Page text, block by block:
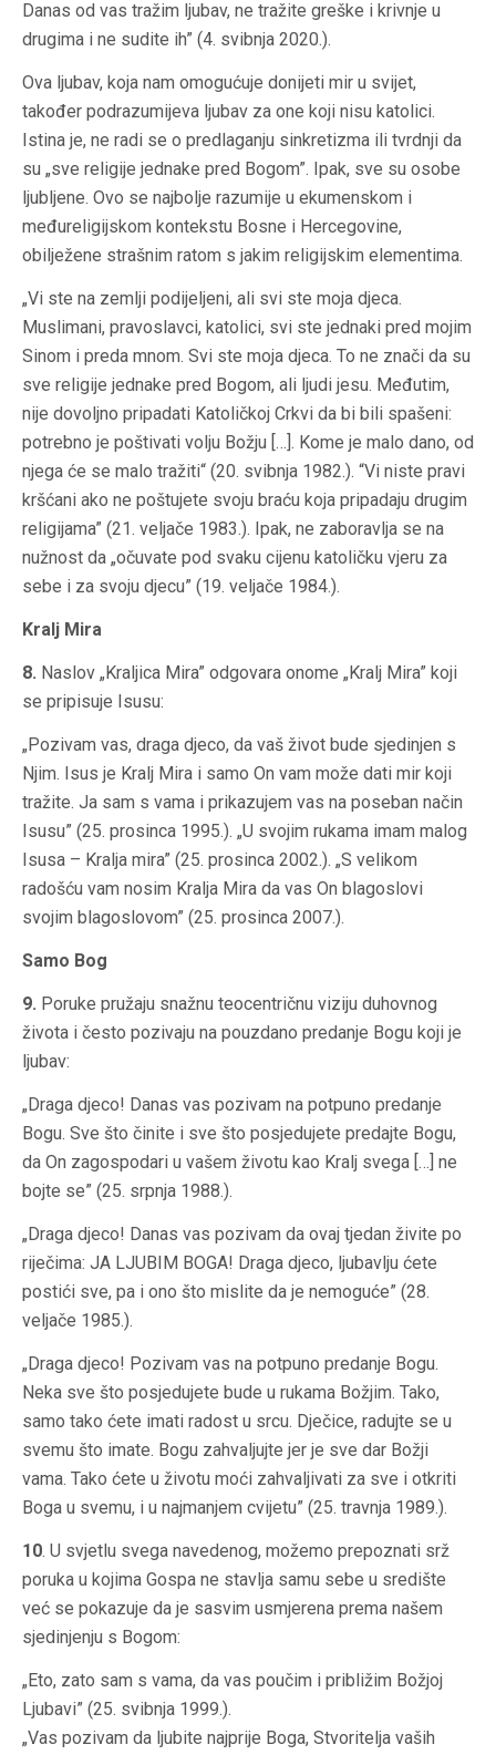
Danas od vas tražim ljubav, ne tražite greške i krivnje u
drugima i ne sudite ih” (4. svibnja 2020.).
Ova ljubav, koja nam omogućuje donijeti mir u svijet,
također podrazumijeva ljubav za one koji nisu katolici.
Istina je, ne radi se o predlaganju sinkretizma ili tvrdnji da
su „sve religije jednake pred Bogom”. Ipak, sve su osobe
ljubljene. Ovo se najbolje razumije u ekumenskom i
međureligijskom kontekstu Bosne i Hercegovine,
obilježene strašnim ratom s jakim religijskim elementima.
„Vi ste na zemlji podijeljeni, ali svi ste moja djeca.
Muslimani, pravoslavci, katolici, svi ste jednaki pred mojim
Sinom i preda mnom. Svi ste moja djeca. To ne znači da su
sve religije jednake pred Bogom, ali ljudi jesu. Međutim,
nije dovoljno pripadati Katoličkoj Crkvi da bi bili spašeni:
potrebno je poštivati volju Božju […]. Kome je malo dano, od
njega će se malo tražiti“ (20. svibnja 1982.). “Vi niste pravi
kršćani ako ne poštujete svoju braću koja pripadaju drugim
religijama” (21. veljače 1983.). Ipak, ne zaboravlja se na
nužnost da „očuvate pod svaku cijenu katoličku vjeru za
sebe i za svoju djecu” (19. veljače 1984.).
Kralj Mira
8. Naslov „Kraljica Mira” odgovara onome „Kralj Mira” koji
se pripisuje Isusu:
„Pozivam vas, draga djeco, da vaš život bude sjedinjen s
Njim. Isus je Kralj Mira i samo On vam može dati mir koji
tražite. Ja sam s vama i prikazujem vas na poseban način
Isusu” (25. prosinca 1995.). „U svojim rukama imam malog
Isusa – Kralja mira” (25. prosinca 2002.). „S velikom
radošću vam nosim Kralja Mira da vas On blagoslovi
svojim blagoslovom” (25. prosinca 2007.).
Samo Bog
9. Poruke pružaju snažnu teocentričnu viziju duhovnog
života i često pozivaju na pouzdano predanje Bogu koji je
ljubav:
„Draga djeco! Danas vas pozivam na potpuno predanje
Bogu. Sve što činite i sve što posjedujete predajte Bogu,
da On zagospodari u vašem životu kao Kralj svega […] ne
bojte se” (25. srpnja 1988.).
„Draga djeco! Danas vas pozivam da ovaj tjedan živite po
riječima: JA LJUBIM BOGA! Draga djeco, ljubavlju ćete
postići sve, pa i ono što mislite da je nemoguće” (28.
veljače 1985.).
„Draga djeco! Pozivam vas na potpuno predanje Bogu.
Neka sve što posjedujete bude u rukama Božjim. Tako,
samo tako ćete imati radost u srcu. Dječice, radujte se u
svemu što imate. Bogu zahvaljujte jer je sve dar Božji
vama. Tako ćete u životu moći zahvaljivati za sve i otkriti
Boga u svemu, i u najmanjem cvijetu” (25. travnja 1989.).
10. U svjetlu svega navedenog, možemo prepoznati srž
poruka u kojima Gospa ne stavlja samu sebe u središte
već se pokazuje da je sasvim usmjerena prema našem
sjedinjenju s Bogom:
„Eto, zato sam s vama, da vas poučim i približim Božjoj
Ljubavi” (25. svibnja 1999.).
„Vas pozivam da ljubite najprije Boga, Stvoritelja vaših